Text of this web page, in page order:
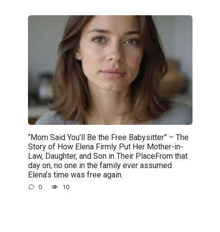
“Mom Said You’ll Be the Free Babysitter” – The
Story of How Elena Firmly Put Her Mother-in-
Law, Daughter, and Son in Their PlaceFrom that
day on, no one in the family ever assumed
Elena’s time was free again.
0 10